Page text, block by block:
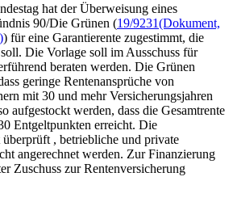
hat der Überweisung eines
90/Die Grünen (19/9231(Dokument,
) für eine Garantierente zugestimmt, die
Die Vorlage soll im Ausschuss für
beraten werden. Die Grünen
geringe Rentenansprüche von
mit 30 und mehr Versicherungsjahren
aufgestockt werden, dass die Gesamtrente
Entgeltpunkten erreicht. Die
, betriebliche und private
angerechnet werden. Zur Finanzierung
Zuschuss zur Rentenversicherung